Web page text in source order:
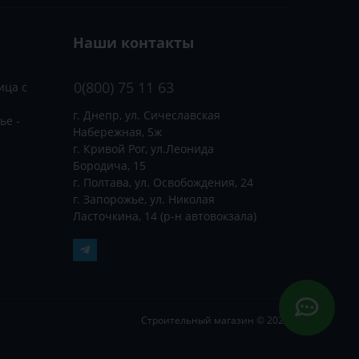
с
-
Наши контакты
0(800) 75 11 63
г. Днепр, ул. Сичеславская
Набережная, 5ж
г. Кривой Рог, ул.Леонида
Бородича, 15
г. Полтава, ул. Освобождения, 24
г. Запорожье, ул. Николая
Ласточкина, 14 (р-н автовокзала)
Строительный магазин © 2026